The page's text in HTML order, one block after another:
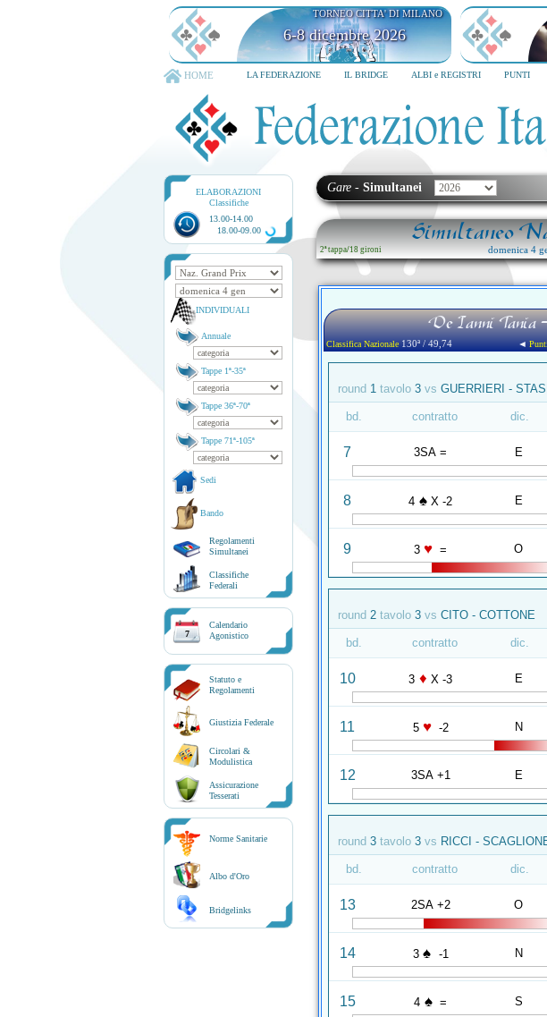
TORNEO CITTA' DI MILANO
6-8 dicembre 2026
HOME LA FEDERAZIONE IL BRIDGE ALBI e REGISTRI PUNTI
ELABORAZIONI
Classifiche
13.00-14.00
18.00-09.00
INDIVIDUALI
Annuale
Tappe 1ª-35ª
Tappe 36ª-70ª
Tappe 71ª-105ª
Sedi
Bando
Regolamenti
Simultanei
Classifiche
Federali
7
Calendario
Agonistico
Statuto e
Regolamenti
Giustizia Federale
Circolari &
Modulistica
Assicurazione
Tesserati
Norme Sanitarie
Albo d'Oro
Bridgelinks
Gare - Simultanei
Simultaneo
2ª tappa/18 gironi domenica 4
De Ianni Tania
Classifica Nazionale130ª / 49,74 ◄Punti
round 1 tavolo 3 vs GUERRIERI - STASI
bd. contratto dic.
7 3SA = E
8 4 ♠ X -2 E
9 3 ♥ = O
round 2 tavolo 3 vs CITO - COTTONE
bd. contratto dic.
10 3 ♦ X -3 E
11 5 ♥ -2 N
12 3SA +1 E
round 3 tavolo 3 vs RICCI -
bd. contratto dic.
13 2SA +2 O
14 3 ♠ -1 N
15 4 ♠ = S